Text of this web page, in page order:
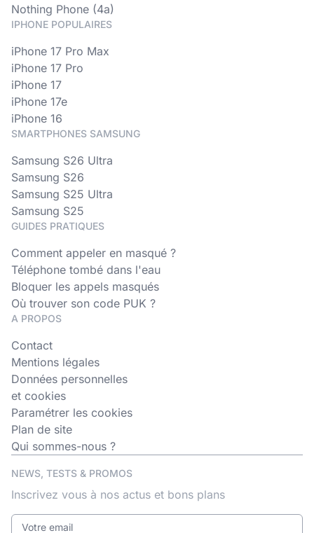
Nothing Phone (4a)
IPHONE POPULAIRES
iPhone 17 Pro Max
iPhone 17 Pro
iPhone 17
iPhone 17e
iPhone 16
SMARTPHONES SAMSUNG
Samsung S26 Ultra
Samsung S26
Samsung S25 Ultra
Samsung S25
GUIDES PRATIQUES
Comment appeler en masqué ?
Téléphone tombé dans l'eau
Bloquer les appels masqués
Où trouver son code PUK ?
A PROPOS
Contact
Mentions légales
Données personnelles
et cookies
Paramétrer les cookies
Plan de site
Qui sommes-nous ?
NEWS, TESTS & PROMOS
Inscrivez vous à nos actus et bons plans